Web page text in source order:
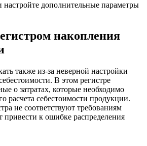
дополнительные параметры
накопления
также из-за неверной настройки
В этом регистре
о затратах, которые необходимо
расчета себестоимости продукции.
не соответствуют требованиям
к ошибке распределения